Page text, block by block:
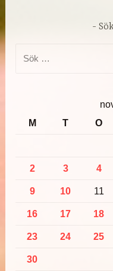
M
T O
2 3 4
9 10 11
16 17 18
23 24 25
30